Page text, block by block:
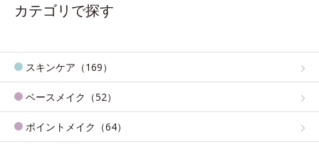
カテゴリで探す
スキンケア（169）
ベースメイク（52）
ポイントメイク（64）